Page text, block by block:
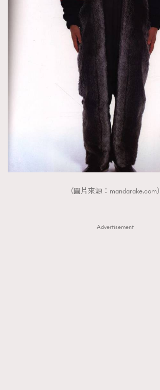
（圖片來源：mandarake.com）
Advertisement